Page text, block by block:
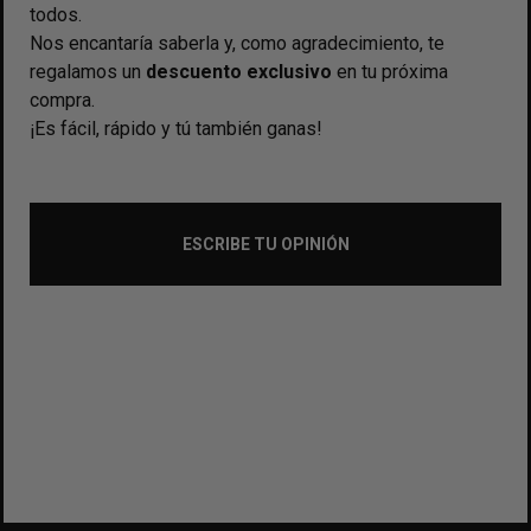
todos.
Nos encantaría saberla y, como agradecimiento, te
regalamos un descuento exclusivo en tu próxima
compra.
¡Es fácil, rápido y tú también ganas!
ESCRIBE TU OPINIÓN